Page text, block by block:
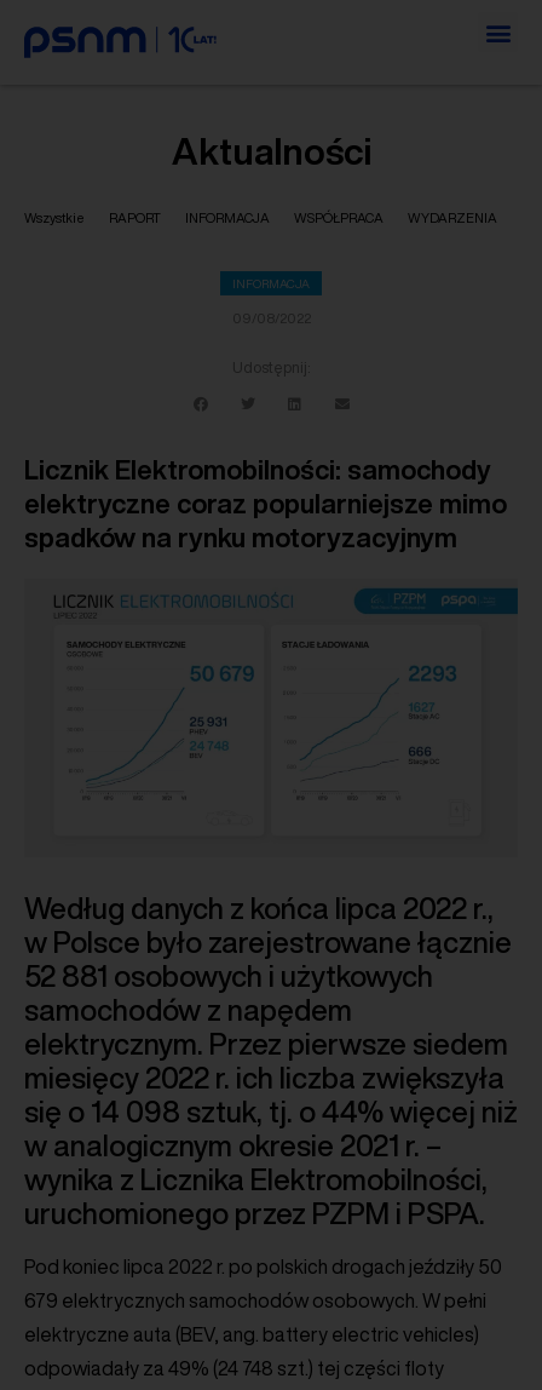
Aktualności
Wszystkie RAPORT INFORMACJA WSPÓŁPRACA WYDARZENIA
INFORMACJA
09/08/2022
Udostępnij:
Licznik Elektromobilności: samochody
elektryczne coraz popularniejsze mimo
spadków na rynku motoryzacyjnym
Według danych z końca lipca 2022 r.,
w Polsce było zarejestrowane łącznie
52 881 osobowych i użytkowych
samochodów z napędem
elektrycznym. Przez pierwsze siedem
miesięcy 2022 r. ich liczba zwiększyła
się o 14 098 sztuk, tj. o 44% więcej niż
w analogicznym okresie 2021 r. –
wynika z Licznika Elektromobilności,
uruchomionego przez PZPM i PSPA.
Pod koniec lipca 2022 r. po polskich drogach jeździły 50
679 elektrycznych samochodów osobowych. W pełni
elektryczne auta (BEV, ang. battery electric vehicles)
odpowiadały za 49% (24 748 szt.) tej części floty